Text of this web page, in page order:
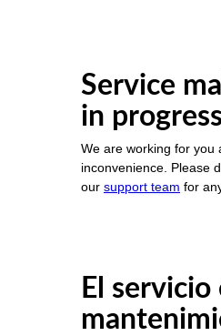
Service
in progress
We are working for you
inconvenience. Please
our support team for
El servicio